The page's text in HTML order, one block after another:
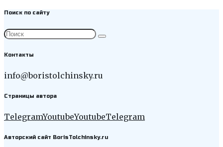
Поиск по сайту
Контакты
info@boristolchinsky.ru
Страницы автора
TelegramYoutubeYoutubeTelegram
Авторский сайт BorisTolchinsky.ru